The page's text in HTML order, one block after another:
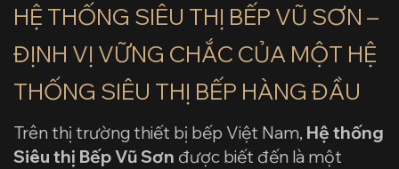
HỆ THỐNG SIÊU THỊ BẾP VŨ SƠN –
ĐỊNH VỊ VỮNG CHẮC CỦA MỘT HỆ
THỐNG SIÊU THỊ BẾP HÀNG ĐẦU
Trên thị trường thiết bị bếp Việt Nam, Hệ thống
Siêu thị Bếp Vũ Sơn được biết đến là một